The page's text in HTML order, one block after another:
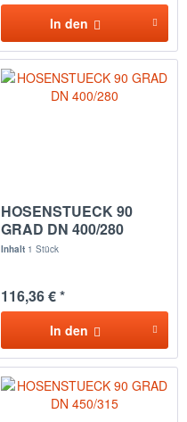
In den
HOSENSTUECK 90
GRAD DN 400/280
Inhalt 1 Stück
116,36 € *
In den